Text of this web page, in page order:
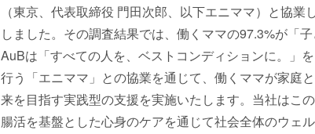
（東京、代表取締役 門田次郎、以下エニママ）と協
しました。その調査結果では、働くママの97.3%が「
AuBは「すべての人を、ベストコンディションに。」
行う「エニママ」との協業を通じて、働くママが家庭
来を目指す実践型の支援を実施いたします。当社はこ
腸活を基盤とした心身のケアを通じて社会全体のウェ